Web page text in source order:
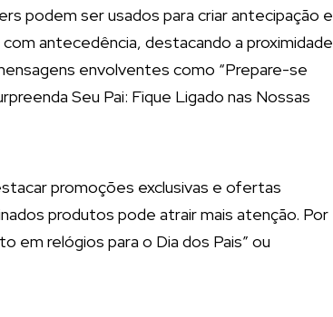
podem ser usados para criar antecipação e
antecedência, destacando a proximidade
envolventes como “Prepare-se
Seu Pai: Fique Ligado nas Nossas
promoções exclusivas e ofertas
produtos pode atrair mais atenção. Por
em relógios para o Dia dos Pais” ou